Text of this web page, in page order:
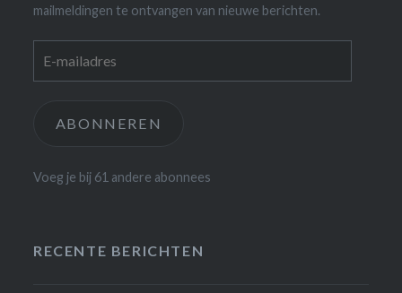
mailmeldingen te ontvangen van nieuwe berichten.
mailadres
ABONNEREN
Voeg je bij 61 andere abonnees
RECENTE BERICHTEN